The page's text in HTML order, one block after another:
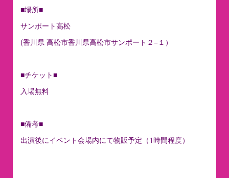
■場所■
サンポート高松
(香川県 高松市香川県高松市サンポート２−１）
■チケット■
入場無料
■備考■
出演後にイベント会場内にて物販予定（1時間程度）